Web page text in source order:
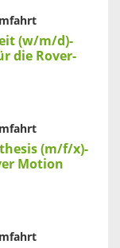
(w/m/d)-
die Rover-
(m/f/x)-
Motion